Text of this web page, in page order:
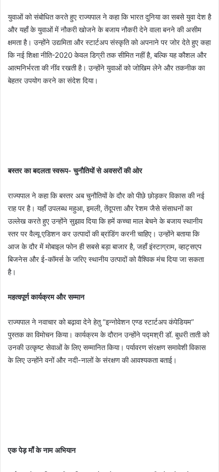
युवाओं को संबोधित करते हुए राज्यपाल ने कहा कि भारत दुनिया का सबसे युवा देश है
और यहाँ के युवाओं में नौकरी खोजने के बजाय नौकरी देने वाला बनने की असीम
क्षमता है। उन्होंने उद्यमिता और स्टार्टअप संस्कृति को अपनाने पर जोर देते हुए कहा
कि नई शिक्षा नीति-2020 केवल डिग्री तक सीमित नहीं है, बल्कि यह कौशल और
आत्मनिर्भरता की नींव रखती है। उन्होंने युवाओं को जोखिम लेने और तकनीक का
बेहतर उपयोग करने का संदेश दिया।
बस्तर का बदलता स्वरूप- चुनौतियों से अवसरों की ओर
राज्यपाल ने कहा कि बस्तर अब चुनौतियों के दौर को पीछे छोड़कर विकास की नई
राह पर है। यहाँ उपलब्ध महुआ, इमली, तेंदूपत्ता और रेशम जैसे संसाधनों का
उल्लेख करते हुए उन्होंने सुझाव दिया कि हमें कच्चा माल बेचने के बजाय स्थानीय
स्तर पर वैल्यू एडिशन कर उत्पादों की ब्रांडिंग करनी चाहिए। उन्होंने बताया कि
आज के दौर में मोबाइल फोन ही सबसे बड़ा बाजार है, जहाँ इंस्टाग्राम, व्हाट्सएप
बिजनेस और ई-कॉमर्स के जरिए स्थानीय उत्पादों को वैश्विक मंच दिया जा सकता
है।
महत्वपूर्ण कार्यक्रम और सम्मान
राज्यपाल ने नवाचार को बढ़ावा देने हेतु “इन्नोवेशन एण्ड स्टार्टअप कंपेडियम”
पुस्तक का विमोचन किया। कार्यक्रम के दौरान उन्होंने पद्मश्री डॉ. बुधरी ताती को
उनकी उत्कृष्ट सेवाओं के लिए सम्मानित किया। पर्यावरण संरक्षण समावेशी विकास
के लिए उन्होंने वनों और नदी-नालों के संरक्षण की आवश्यकता बताई।
एक पेड़ माँ के नाम अभियान